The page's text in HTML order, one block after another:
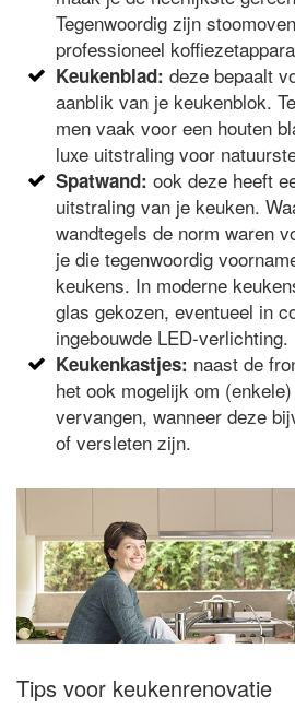
Tegenwoordig zijn
professioneel
Keukenblad: deze bepaalt
aanblik van je keukenblok.
men vaak voor een houten
luxe uitstraling voor
Spatwand: ook deze heeft
uitstraling van je keuken.
wandtegels de norm waren
je die tegenwoordig
keukens. In moderne
glas gekozen, eventueel in
ingebouwde LED-verlichting.
Keukenkastjes: naast de
het ook mogelijk om
vervangen, wanneer deze
of versleten zijn.
Tips voor keukenrenovatie